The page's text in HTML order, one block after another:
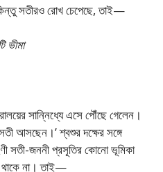
সতীরও রোখ চেপেছে, তাই—
ভীমা
সান্নিধ্যে এসে পৌঁছে গেলেন।
আসছেন।’ শ্বশুর দক্ষের সঙ্গে
সতী-জননী প্রসূতির কোনো ভূমিকা
থাকে না। তাই—